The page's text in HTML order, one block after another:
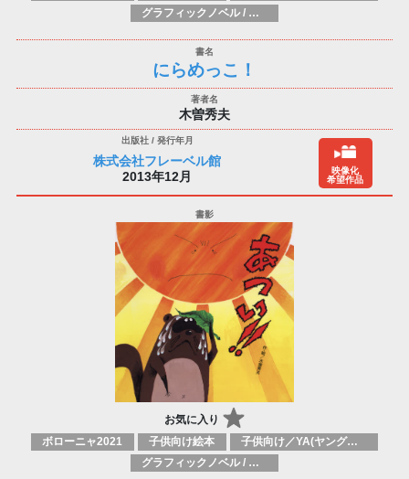
グラフィックノベル / コミックブック / 漫画：スタイル / 伝統
にらめっこ！
木曽秀夫
株式会社フレーベル館
2013年12月
映像化
希望作品
お気に入り
ボローニャ2021 子供向け絵本
子供向け／YA(ヤングアダルト)向け一般：芸術&芸術家
グラフィックノベル / コミックブック / 漫画：スタイル / 伝統